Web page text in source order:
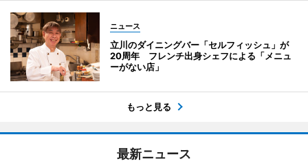
ニュース
立川のダイニングバー「セルフィッシュ」が
20周年 フレンチ出身シェフによる「メニュ
ーがない店」
もっと見る
最新ニュース